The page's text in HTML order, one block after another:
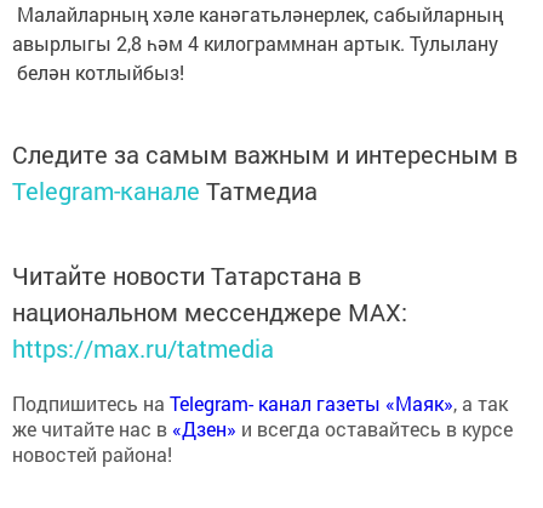
Малайларныңхәле канәгатьләнерлек, сабыйларның
авырлыгы 2,8 һәм 4 килограммнан артык. Тулылану
белән котлыйбыз!
Следите за самым важным и интересным в
Telegram-канале Татмедиа
Читайте новости Татарстана в
национальном мессенджере MАХ:
https://max.ru/tatmedia
Подпишитесь на Telegram- канал газеты «Маяк», а так
же читайте нас в «Дзен» и всегда оставайтесь в курсе
новостей района!